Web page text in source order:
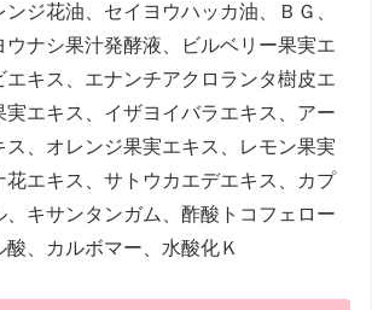
ジ花油、セイヨウハッカ油、ＢＧ、
ウナシ果汁発酵液、ビルベリー果実エ
エキス、エナンチアクロランタ樹皮エ
実エキス、イザヨイバラエキス、アー
ス、オレンジ果実エキス、レモン果実
花エキス、サトウカエデエキス、カプ
、キサンタンガム、酢酸トコフェロー
酸、カルボマー、水酸化Ｋ